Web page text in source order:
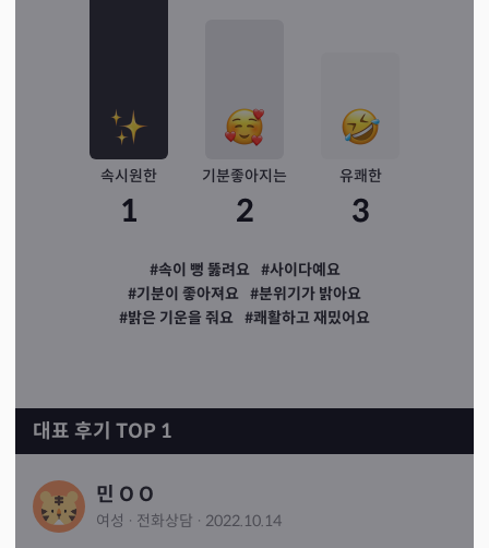
속시원한
1
기분좋아지는
2
유쾌한
3
#속이 뻥 뚫려요 #사이다예요
#기분이 좋아져요 #분위기가 밝아요
#밝은 기운을 줘요 #쾌활하고 재밌어요
대표 후기 TOP 1
민 O O
여성 · 전화상담 · 2022.10.14